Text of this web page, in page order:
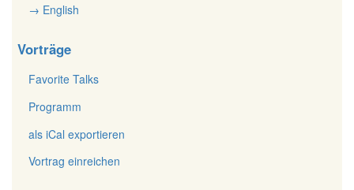
→ English
Vorträge
Favorite Talks
Programm
als iCal exportieren
Vortrag einreichen